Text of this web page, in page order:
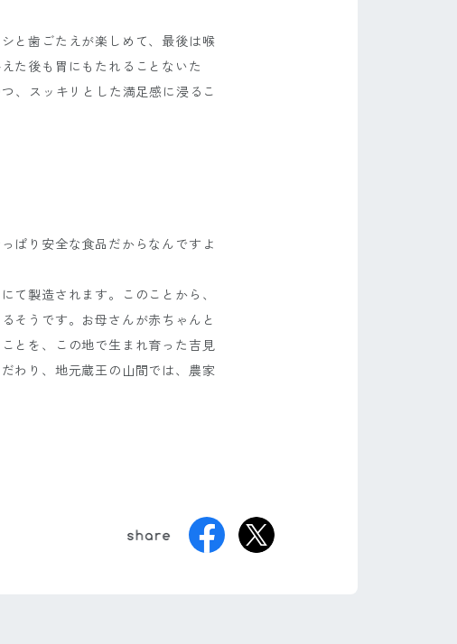
と歯ごたえが楽しめて、最後は喉
た後も胃にもたれることないた
、スッキリとした満足感に浸るこ
ぱり安全な食品だからなんですよ
て製造されます。このことから、
そうです。お母さんが赤ちゃんと
とを、この地で生まれ育った吉見
わり、地元蔵王の山間では、農家